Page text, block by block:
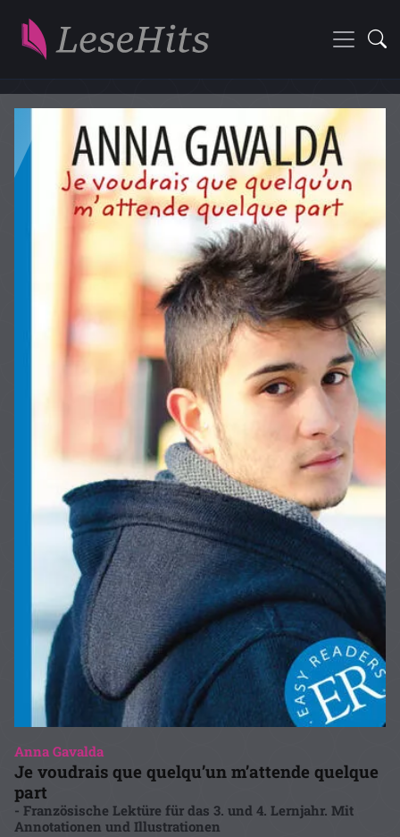
Anna Gavalda
Je voudrais que quelqu’un m’attende quelque
part
- Französische Lektüre für das 3. und 4. Lernjahr. Mit
Annotationen und Illustrationen